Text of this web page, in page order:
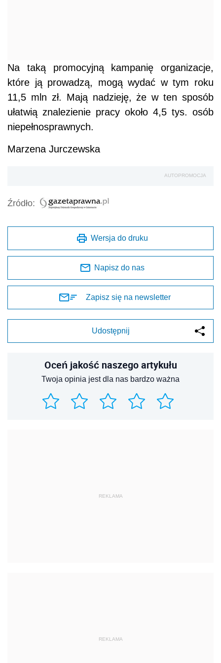
Na taką promocyjną kampanię organizacje,
które ją prowadzą, mogą wydać w tym roku
11,5 mln zł. Mają nadzieję, że w ten sposób
ułatwią znalezienie pracy około 4,5 tys. osób
niepełnosprawnych.
Marzena Jurczewska
AUTOPROMOCJA
Źródło:
Wersja do druku
Napisz do nas
Zapisz się na newsletter
Udostępnij
Oceń jakość naszego artykułu
Twoja opinia jest dla nas bardzo ważna
REKLAMA
REKLAMA